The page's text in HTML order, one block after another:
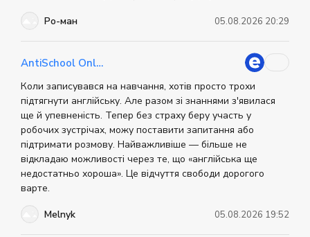
методика и контролируется процесс усвоения
Ро-ман
05.08.2026 20:29
AntiSchool Online
Коли записувався на навчання, хотів просто трохи
підтягнути англійську. Але разом зі знаннями з'явилася
ще й упевненість. Тепер без страху беру участь у
робочих зустрічах, можу поставити запитання або
підтримати розмову. Найважливіше — більше не
відкладаю можливості через те, що «англійська ще
недостатньо хороша». Це відчуття свободи дорогого
варте.
Melnyk
05.08.2026 19:52